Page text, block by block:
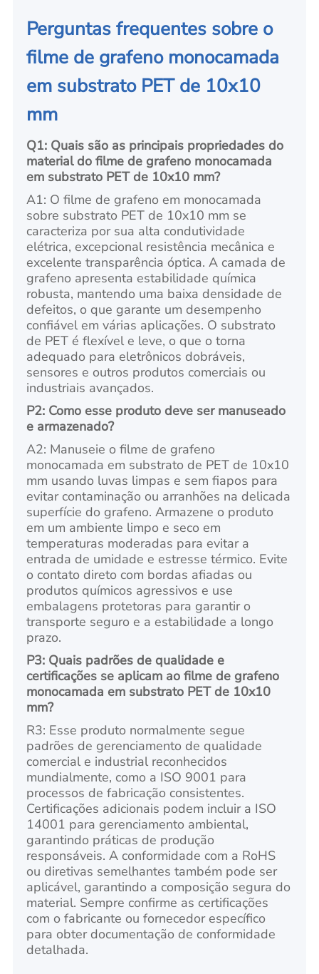
Perguntas frequentes sobre o
filme de grafeno monocamada
em substrato PET de 10x10
mm
Q1: Quais são as principais propriedades do
material do filme de grafeno monocamada
em substrato PET de 10x10 mm?
A1: O filme de grafeno em monocamada
sobre substrato PET de 10x10 mm se
caracteriza por sua alta condutividade
elétrica, excepcional resistência mecânica e
excelente transparência óptica. A camada de
grafeno apresenta estabilidade química
robusta, mantendo uma baixa densidade de
defeitos, o que garante um desempenho
confiável em várias aplicações. O substrato
de PET é flexível e leve, o que o torna
adequado para eletrônicos dobráveis,
sensores e outros produtos comerciais ou
industriais avançados.
P2: Como esse produto deve ser manuseado
e armazenado?
A2: Manuseie o filme de grafeno
monocamada em substrato de PET de 10x10
mm usando luvas limpas e sem fiapos para
evitar contaminação ou arranhões na delicada
superfície do grafeno. Armazene o produto
em um ambiente limpo e seco em
temperaturas moderadas para evitar a
entrada de umidade e estresse térmico. Evite
o contato direto com bordas afiadas ou
produtos químicos agressivos e use
embalagens protetoras para garantir o
transporte seguro e a estabilidade a longo
prazo.
P3: Quais padrões de qualidade e
certificações se aplicam ao filme de grafeno
monocamada em substrato PET de 10x10
mm?
R3: Esse produto normalmente segue
padrões de gerenciamento de qualidade
comercial e industrial reconhecidos
mundialmente, como a ISO 9001 para
processos de fabricação consistentes.
Certificações adicionais podem incluir a ISO
14001 para gerenciamento ambiental,
garantindo práticas de produção
responsáveis. A conformidade com a RoHS
ou diretivas semelhantes também pode ser
aplicável, garantindo a composição segura do
material. Sempre confirme as certificações
com o fabricante ou fornecedor específico
para obter documentação de conformidade
detalhada.